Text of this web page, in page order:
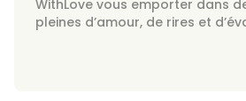
WithLove vous emporter dans
pleines d’amour, de rires et